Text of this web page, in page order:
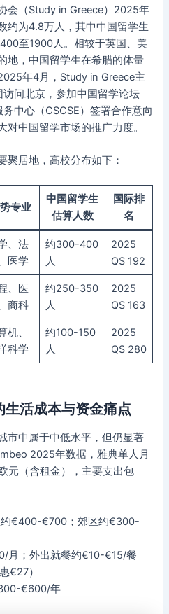
会（Study in Greece）2025年
约为4.8万人，其中中国留学生
至1900人。相较于英国、美
地，中国留学生在希腊的体量
年4月，Study in Greece主
问北京，参加中国留学论坛
务中心（CSCSE）签署合作意向
中国留学市场的推广力度。
聚居地，高校分布如下：
专业
中国留学生
估算人数
国际排
名
、法
医学
约300-400
人
2025
QS 192
、医
商科
约250-350
人
2025
QS 163
机、
科学
约100-150
人
2025
QS 280
生活成本与资金痛点
市中属于中低水平，但仍显著
2025年数据，雅典单人月
元（含租金），主要支出包
约€400-€700；郊区约€300-
月；外出就餐约€10-€15/餐
€27）
€600/年